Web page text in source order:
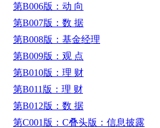
第B006版：动 向
第B007版：数 据
第B008版：基金经理
第B009版：观 点
第B010版：理 财
第B011版：理 财
第B012版：数 据
第C001版：C叠头版：信息披露